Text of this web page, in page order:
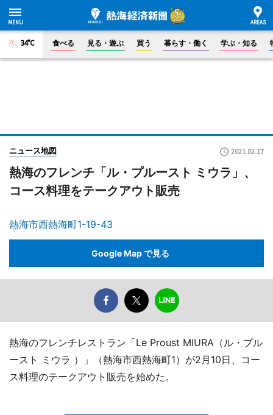
34°C 食べる 見る・遊ぶ 買う 暮らす・働く 学ぶ・知る
ニュース地図 2021.02.17
熱海のフレンチ「ル・プルースト ミウラ」、
コース料理をテークアウト販売
熱海市西熱海町1-19-43
Google Map で見る
熱海のフレンチレストラン「Le Proust MIURA（ル・プル
ースト ミウラ ）」（熱海市西熱海町1）が2月10日、コー
ス料理のテークアウト販売を始めた。